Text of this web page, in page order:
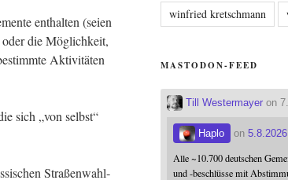
ent­hal­ten (sei­en
die Mög­lich­keit,
Akti­vi­tä­ten
sich „von selbst“
Stra­ßen­wahl­
winfried kretschmann
MASTODON-FEED
Till Westermayer on
Haplo on
Alle ~10.700 deutschen
und -beschlüsse mit